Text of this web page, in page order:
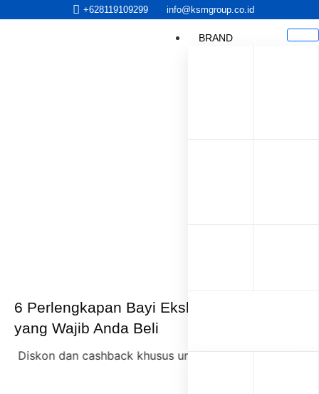
+628119109299 info@ksmgroup.co.id
BRAND
6 Perlengkapan Bayi Eksklusif Terlengkap
yang Wajib Anda Beli
dan cashback khusus untuk Reseller KSM Group,